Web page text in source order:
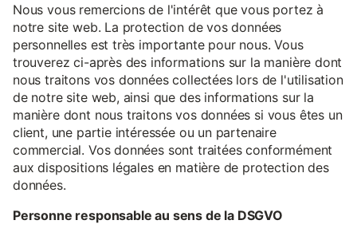
Nous vous remercions de l'intérêt que vous portez à
notre site web. La protection de vos données
personnelles est très importante pour nous. Vous
trouverez ci-après des informations sur la manière dont
nous traitons vos données collectées lors de l'utilisation
de notre site web, ainsi que des informations sur la
manière dont nous traitons vos données si vous êtes un
client, une partie intéressée ou un partenaire
commercial. Vos données sont traitées conformément
aux dispositions légales en matière de protection des
données.
Personne responsable au sens de la DSGVO